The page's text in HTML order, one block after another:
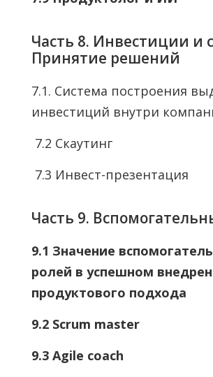
Часть 8. Инвестиции и
Принятие решений
7.1. Система построения
инвестиций внутри
7.2 Скаутинг
7.3 Инвест-презентация
Часть 9.
9.1 Значение
ролей в успешном
продуктового подхода
9.2 Scrum master
9.3 Agile coach